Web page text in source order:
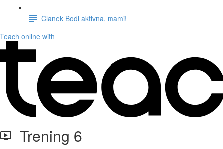
Članek Bodi aktivna, mami!
Teach online with
Trening 6